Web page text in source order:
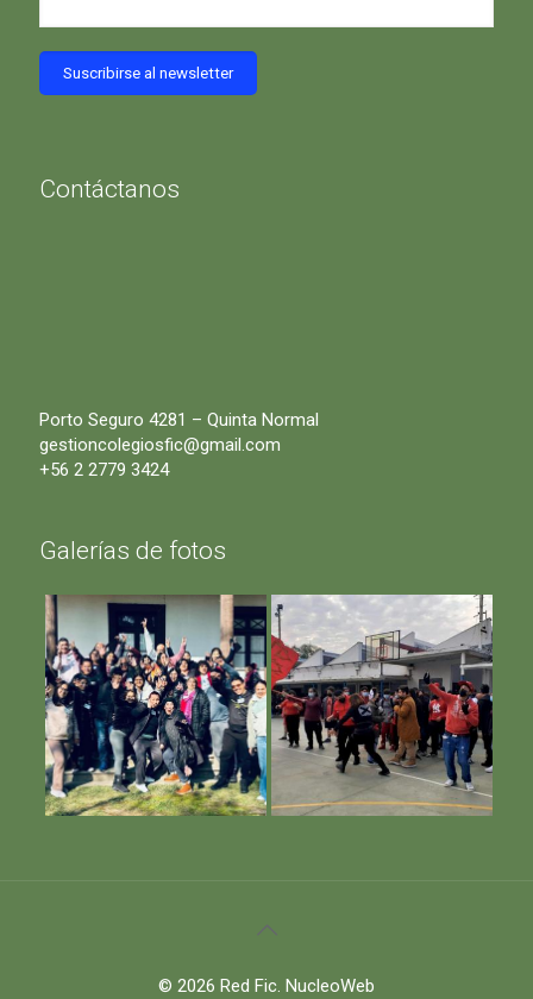
Contáctanos
Porto Seguro 4281 – Quinta Normal
gestioncolegiosfic@gmail.com
+56 2 2779 3424
Galerías de fotos
© 2026 Red Fic. NucleoWeb